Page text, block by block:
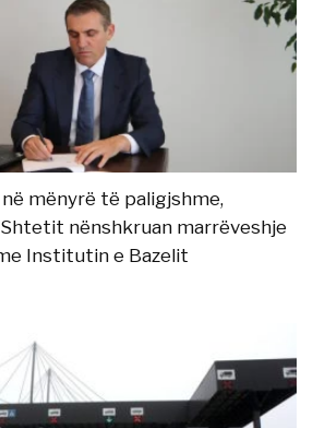
mënyrë të paligjshme,
nënshkruan marrëveshje
Institutin e Bazelit